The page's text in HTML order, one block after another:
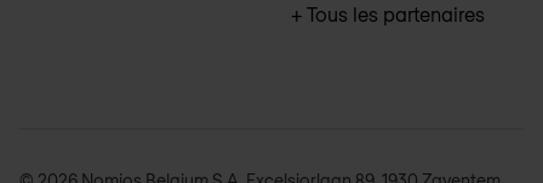
+ Tous les partenaires